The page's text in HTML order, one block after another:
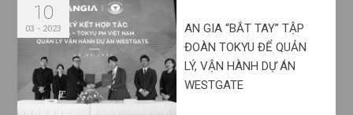
10
03 - 2023
AN GIA “BẮT TAY” TẬP
ĐOÀN TOKYU ĐỂ QUẢN
LÝ, VẬN HÀNH DỰ ÁN
WESTGATE